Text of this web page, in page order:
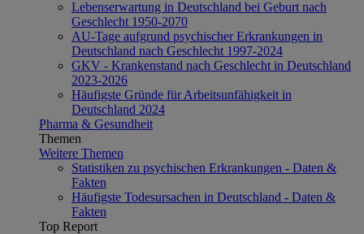
Lebenserwartung in Deutschland bei Geburt nach
Geschlecht 1950-2070
AU-Tage aufgrund psychischer Erkrankungen in
Deutschland nach Geschlecht 1997-2024
GKV - Krankenstand nach Geschlecht in Deutschland
2023-2026
Häufigste Gründe für Arbeitsunfähigkeit in
Deutschland 2024
Pharma & Gesundheit
Themen
Weitere Themen
Statistiken zu psychischen Erkrankungen - Daten &
Fakten
Häufigste Todesursachen in Deutschland - Daten &
Fakten
Top Report